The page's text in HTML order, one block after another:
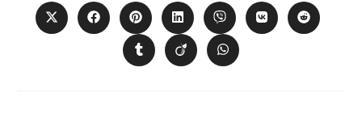
CONTEÚDO
Abre
em
Abre
em
Abre
em
uma
nova
janela
Abre
em
uma
nova
janela
Abre
em
uma
nova
janela
Abre
em
Abre
em
Abre
em
Abre
em
Abre
em